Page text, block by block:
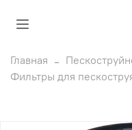
Главная
Фильтры для